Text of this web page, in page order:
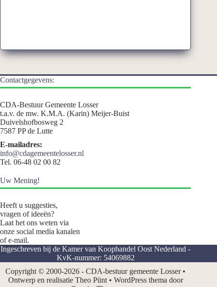
Contactgegevens:
CDA-Bestuur Gemeente Losser
t.a.v. de mw. K.M.A. (Karin) Meijer-Buist
Duivelshofbosweg 2
7587 PP de Lutte
E-mailadres:
info@cdagemeentelosser.nl
Tel. 06-48 02 00 82
Uw Mening!
Heeft u suggesties,
vragen of ideeën?
Laat het ons weten via
onze social media kanalen
of e-mail.
Ingeschreven bij de Kamer van Koophandel Oost Nederland -
KvK-nummer: 54069882
Copyright © 2000-2026 - CDA-bestuur gemeente Losser •
Ontwerp en realisatie Theo Pünt • WordPress thema door